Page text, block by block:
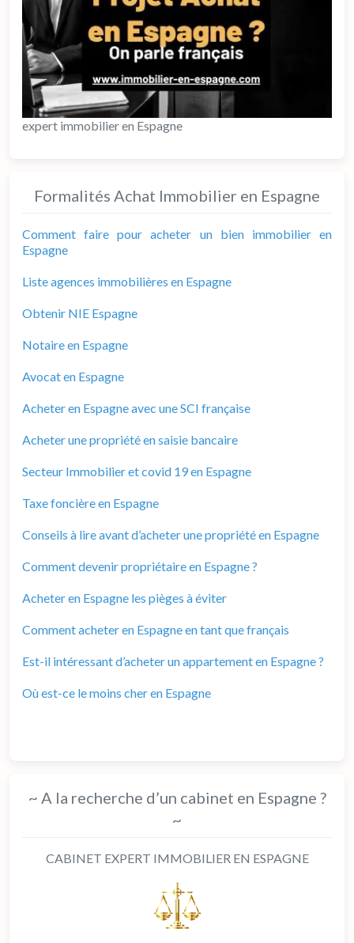
expert immobilier en Espagne
Formalités Achat Immobilier en Espagne
Comment faire pour acheter un bien immobilier en
Espagne
Liste agences immobilières en Espagne
Obtenir NIE Espagne
Notaire en Espagne
Avocat en Espagne
Acheter en Espagne avec une SCI française
Acheter une propriété en saisie bancaire
Secteur Immobilier et covid 19 en Espagne
Taxe foncière en Espagne
Conseils à lire avant d’acheter une propriété en Espagne
Comment devenir propriétaire en Espagne ?
Acheter en Espagne les pièges à éviter
Comment acheter en Espagne en tant que français
Est-il intéressant d’acheter un appartement en Espagne ?
Où est-ce le moins cher en Espagne
~ A la recherche d’un cabinet en Espagne ?
~
CABINET EXPERT IMMOBILIER EN ESPAGNE